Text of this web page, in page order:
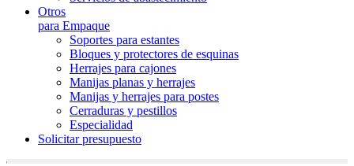
Otros
para Empaque
Soportes para estantes
Bloques y protectores de esquinas
Herrajes para cajones
Manijas planas y herrajes
Manijas y herrajes para postes
Cerraduras y pestillos
Especialidad
Solicitar presupuesto